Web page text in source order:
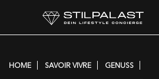
HOME SAVOIR VIVRE
GENUSS